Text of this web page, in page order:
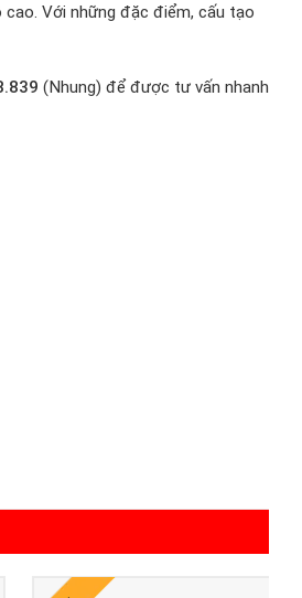
Với những đặc điểm, cấu tạo
(Nhung) để được tư vấn nhanh